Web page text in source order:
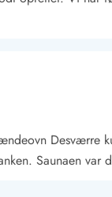
Kontakt Blåvand
Desværre
Saunaen var